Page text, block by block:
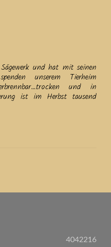
und hat mit seinen
unserem Tierheim
und in
ist im Herbst tausend
4042216